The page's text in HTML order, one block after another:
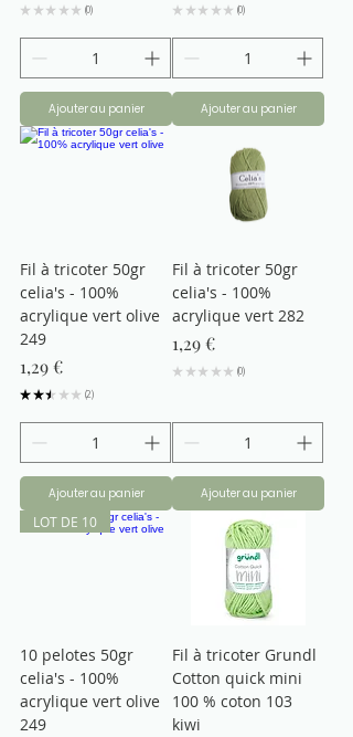
★ ★ ★ ★ ★ 0
0
Ajouter au panier
★ ★ ★ ★ ★ 0
0
Ajouter au panier
Fil à tricoter 50gr
celia's - 100%
acrylique vert olive
249
Prix
1,29 €
★ ★★ ★ ★ 2
2
Ajouter au panier
Fil à tricoter 50gr
celia's - 100%
acrylique vert 282
Prix
1,29 €
★ ★ ★ ★ ★ 0
0
Ajouter au panier
LOT DE 10
10 pelotes 50gr
celia's - 100%
acrylique vert olive
249
Fil à tricoter Grundl
Cotton quick mini
100 % coton 103
kiwi